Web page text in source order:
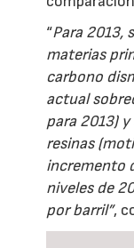
“Para 2013,
materias
carbono
actual
para 2013)
resinas
incremento
niveles de
por barril”,